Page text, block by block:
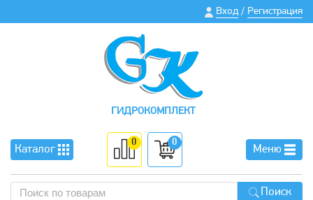
Вход / Регистрация
ГИДРОКОМПЛЕКТ
Каталог
0 0
Меню
Поиск